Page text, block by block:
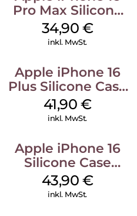
Pro Max Silicone
Case MagSafe
Denim
34,90 €
inkl. MwSt.
Apple iPhone 16
Plus Silicone Case
MagSafe Stone
Gray
41,90 €
inkl. MwSt.
Apple iPhone 16
Silicone Case
MagSafe Plum
43,90 €
inkl. MwSt.